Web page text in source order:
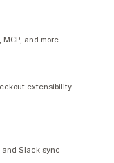
and more.
extensibility
and Slack sync